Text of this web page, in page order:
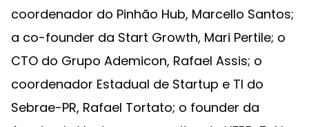
coordenador do Pinhão Hub, Marcello Santos;
a co-founder da Start Growth, Mari Pertile; o
CTO do Grupo Ademicon, Rafael Assis; o
coordenador Estadual de Startup e TI do
Sebrae-PR, Rafael Tortato; o founder da